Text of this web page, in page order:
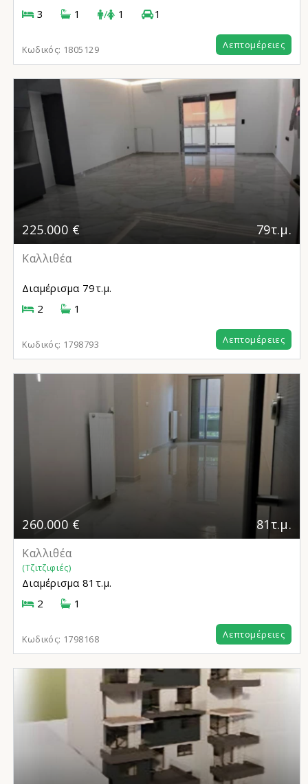
3
1 / 1 1
Κωδικός: 1805129 Λεπτομέρειες
225.000 € 79τ.μ.
Καλλιθέα
Διαμέρισμα 79τ.μ.
2
1
Κωδικός: 1798793 Λεπτομέρειες
260.000 € 81τ.μ.
Καλλιθέα
(Τζιτζιφιές)
Διαμέρισμα 81τ.μ.
2
1
Κωδικός: 1798168 Λεπτομέρειες